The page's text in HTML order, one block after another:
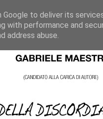
to deliver its
with performance and
address abuse.